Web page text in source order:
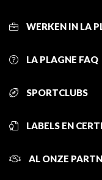
WERKEN IN LA
LA PLAGNE FAQ
SPORTCLUBS
LABELS EN
AL ONZE